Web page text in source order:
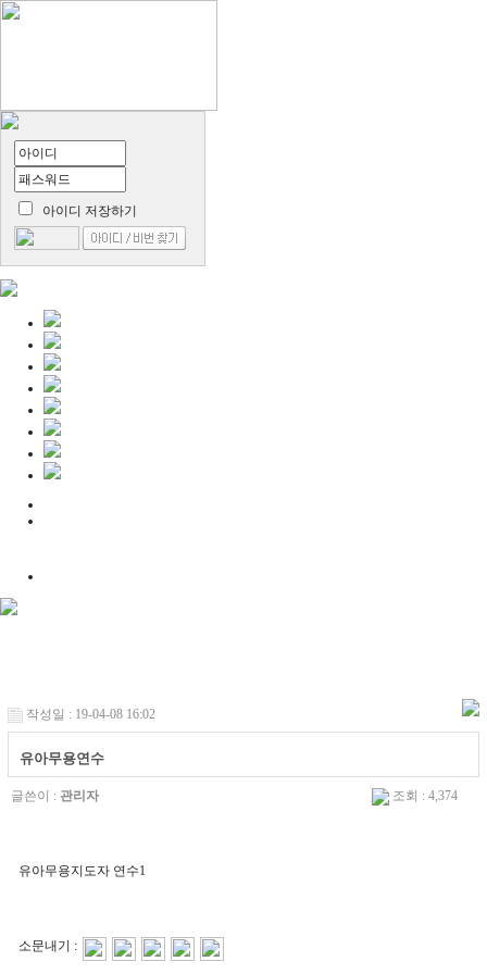
아이디 저장하기
작성일 : 19-04-08 16:02
유아무용연수
글쓴이 : 관리자 조회 : 4,374
유아무용지도자 연수1
소문내기 :